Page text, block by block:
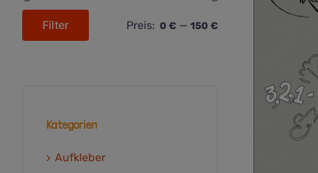
Max.
Filter Preis: 0 €— 150 €
Kategorien
Aufkleber